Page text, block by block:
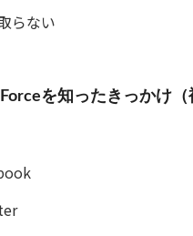
らない
を知ったきっかけ（